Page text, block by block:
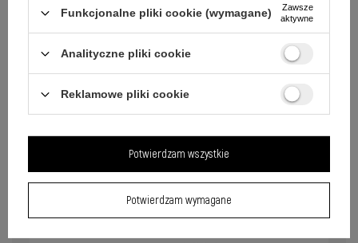
Nowoczesny design w kolorze
taupe
Kask szosowy Wozinsky HT-68TL wyróżnia się
unikalną kolorystyką taupe i dynamiczną formą,
dla rowerzystów szosowych.
Funkcjonalne pliki cookie (wymagane)
Zawsze
aktywne
Analityczne pliki cookie
Reklamowe pliki cookie
Potwierdzam wymagane
Potwierdzam wszystkie